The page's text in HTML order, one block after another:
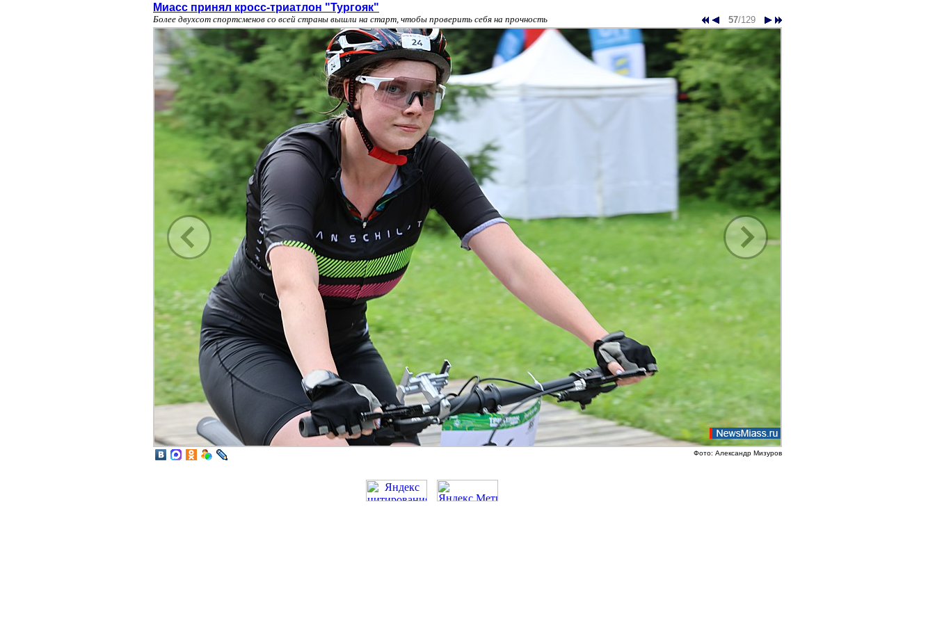
Миасс принял кросс-триатлон "Тургояк"
Более двухсот спортсменов со всей страны вышли на старт, чтобы проверить себя на прочность 57/129
Фото: Александр Мизуров